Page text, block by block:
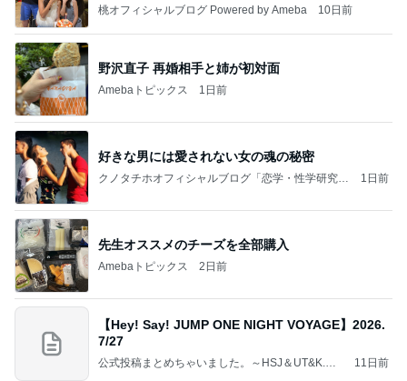
桃オフィシャルブログ Powered by Ameba 10日前
野沢直子 再婚相手と姉が初対面
Amebaトピックス 1日前
好きな男には愛されない女の魂の秘密
クノタチホオフィシャルブログ「恋学・性学研究
1日前
先生オススメのチーズを全部購入
Amebaトピックス 2日前
【Hey! Say! JUMP ONE NIGHT VOYAGE】2026.
7/27
公式投稿まとめちゃいました。～HSJ＆UT&K.O.
11日前